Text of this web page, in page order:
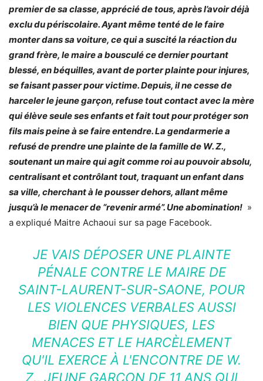
premier de sa classe, apprécié de tous, après l’avoir déjà
exclu du périscolaire. Ayant même tenté de le faire
monter dans sa voiture, ce qui a suscité la réaction du
grand frère, le maire a bousculé ce dernier pourtant
blessé, en béquilles, avant de porter plainte pour injures,
se faisant passer pour victime. Depuis, il ne cesse de
harceler le jeune garçon, refuse tout contact avec la mère
qui élève seule ses enfants et fait tout pour protéger son
fils mais peine à se faire entendre. La gendarmerie a
refusé de prendre une plainte de la famille de W. Z.,
soutenant un maire qui agit comme roi au pouvoir absolu,
centralisant et contrôlant tout, traquant un enfant dans
sa ville, cherchant à le pousser dehors, allant même
jusqu’à le menacer de “revenir armé”. Une abomination! »
a expliqué Maitre Achaoui sur sa page Facebook.
JE VAIS DÉPOSER UNE PLAINTE
PÉNALE CONTRE LE MAIRE DE
SAINT-LAURENT-SUR-SAONE, POUR
LES VIOLENCES VERBALES AUSSI
BIEN QUE PHYSIQUES, LES
MENACES ET LE HARCÈLEMENT
QU'IL EXERCE À L'ENCONTRE DE W.
Z., JEUNE GARÇON DE 11 ANS QUI